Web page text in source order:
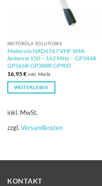
MOTOROLA SOLUTIONS
Motorola NAD6567 VHF SMA
Antenne 150 – 162 MHz – GP344R
GP366R GP388R GP900
16,95€inkl. MwSt.
WEITERLESEN
inkl. MwSt.
zzgl. Versandkosten
KONTAKT